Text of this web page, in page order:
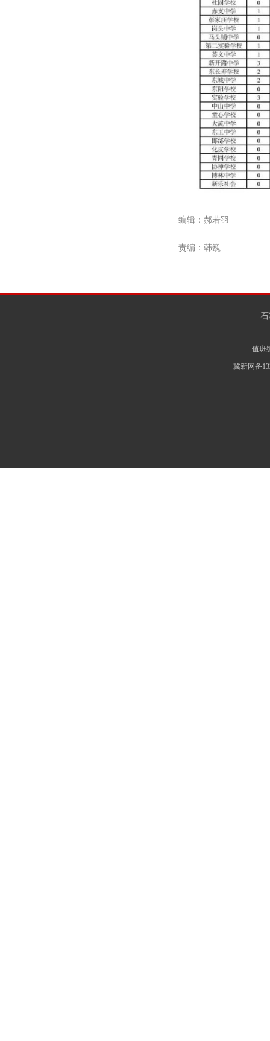
编辑：郝若羽
责编：韩巍
值班
冀新网备